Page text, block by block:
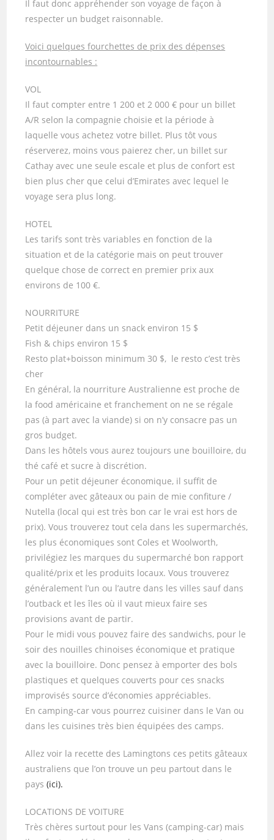
Il faut donc appréhender son voyage de façon à
respecter un budget raisonnable.
Voici quelques fourchettes de prix des dépenses
incontournables :
VOL
Il faut compter entre 1 200 et 2 000 € pour un billet
A/R selon la compagnie choisie et la période à
laquelle vous achetez votre billet. Plus tôt vous
réserverez, moins vous paierez cher, un billet sur
Cathay avec une seule escale et plus de confort est
bien plus cher que celui d’Emirates avec lequel le
voyage sera plus long.
HOTEL
Les tarifs sont très variables en fonction de la
situation et de la catégorie mais on peut trouver
quelque chose de correct en premier prix aux
environs de 100 €.
NOURRITURE
Petit déjeuner dans un snack environ 15 $
Fish & chips environ 15 $
Resto plat+boisson minimum 30 $, le resto c’est très
cher
En général, la nourriture Australienne est proche de
la food américaine et franchement on ne se régale
pas (à part avec la viande) si on n’y consacre pas un
gros budget.
Dans les hôtels vous aurez toujours une bouilloire, du
thé café et sucre à discrétion.
Pour un petit déjeuner économique, il suffit de
compléter avec gâteaux ou pain de mie confiture /
Nutella (local qui est très bon car le vrai est hors de
prix). Vous trouverez tout cela dans les supermarchés,
les plus économiques sont Coles et Woolworth,
privilégiez les marques du supermarché bon rapport
qualité/prix et les produits locaux. Vous trouverez
généralement l’un ou l’autre dans les villes sauf dans
l’outback et les îles où il vaut mieux faire ses
provisions avant de partir.
Pour le midi vous pouvez faire des sandwichs, pour le
soir des nouilles chinoises économique et pratique
avec la bouilloire. Donc pensez à emporter des bols
plastiques et quelques couverts pour ces snacks
improvisés source d’économies appréciables.
En camping-car vous pourrez cuisiner dans le Van ou
dans les cuisines très bien équipées des camps.
Allez voir la recette des Lamingtons ces petits gâteaux
australiens que l’on trouve un peu partout dans le
pays(ici).
LOCATIONS DE VOITURE
Très chères surtout pour les Vans (camping-car) mais